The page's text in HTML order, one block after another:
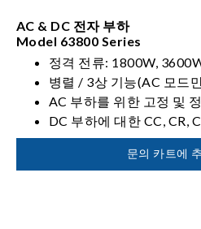
AC & DC 전자 부하
Model 63800 Series
정격 전류: 1800W,
병렬 / 3상 기능(AC 모드
AC 부하를 위한 고정 및
DC 부하에 대한 CC, CR,
문의 카트에